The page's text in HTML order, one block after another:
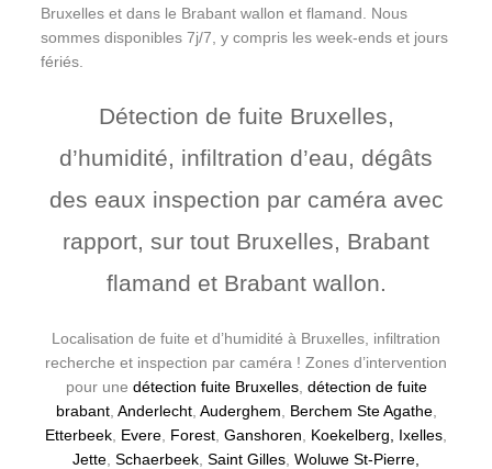
Bruxelles et dans le Brabant wallon et flamand. Nous
sommes disponibles 7j/7, y compris les week-ends et jours
fériés.
Détection de fuite Bruxelles,
d’humidité, infiltration d’eau, dégâts
des eaux inspection par caméra avec
rapport, sur tout Bruxelles, Brabant
flamand et Brabant wallon.
Localisation de fuite et d’humidité à Bruxelles, infiltration
recherche et inspection par caméra ! Zones d’intervention
pour une détection fuite Bruxelles, détection de fuite
brabant, Anderlecht, Auderghem Berchem Ste Agathe,
Etterbeek Evere Forest Ganshoren Koekelberg, Ixelles
Jette Schaerbeek Saint Gilles Woluwe St-Pierre,